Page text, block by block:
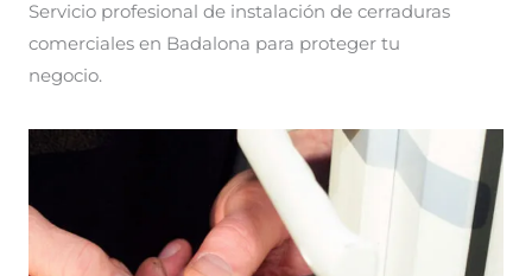
Servicio profesional de instalación de cerraduras
comerciales en Badalona para proteger tu
negocio.